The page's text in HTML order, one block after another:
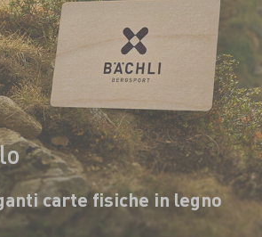
carte fisiche in legno